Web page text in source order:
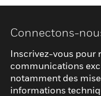
Connectons-
Inscrivez-vous pour
communications
notamment des
informations